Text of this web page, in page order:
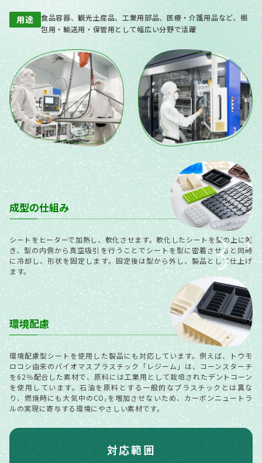
用途 食品容器、観光土産品、工業用部品、医療・介護用品など、 梱
包用・輸送用・保管用として幅広い分野で活躍
成型の仕組み
シートをヒーターで加熱し、軟化させます。軟化したシートを型の上に置
き、型の内側から真空吸引を行うことでシートを型に密着させると同時
に冷却し、形状を固定します。固定後は型から外し、製品として仕上げ
ます。
環境配慮
環境配慮型シートを使用した製品にも対応しています。例えば、トウモ
ロコシ由来のバイオマスプラスチック「レジーム」は、コーンスターチ
を62％配合した素材で、原料には工業用として栽培されたデントコーン
を使用しています。石油を原料とする一般的なプラスチックとは異な
り、燃焼時にも大気中のCO₂を増加させないため、カーボンニュートラ
ルの実現に寄与する環境にやさしい素材です。
対応範囲